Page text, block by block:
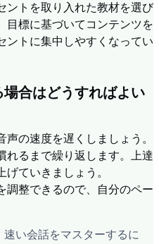
ントを取り入れた教材を選び
目標に基づいてコンテンツを
ントに集中しやすくなってい
合はどうすればよい
の速度を遅くしましょう。
れるまで繰り返します。上達
ていきましょう。
調整できるので、自分のペー
い会話をマスターするに